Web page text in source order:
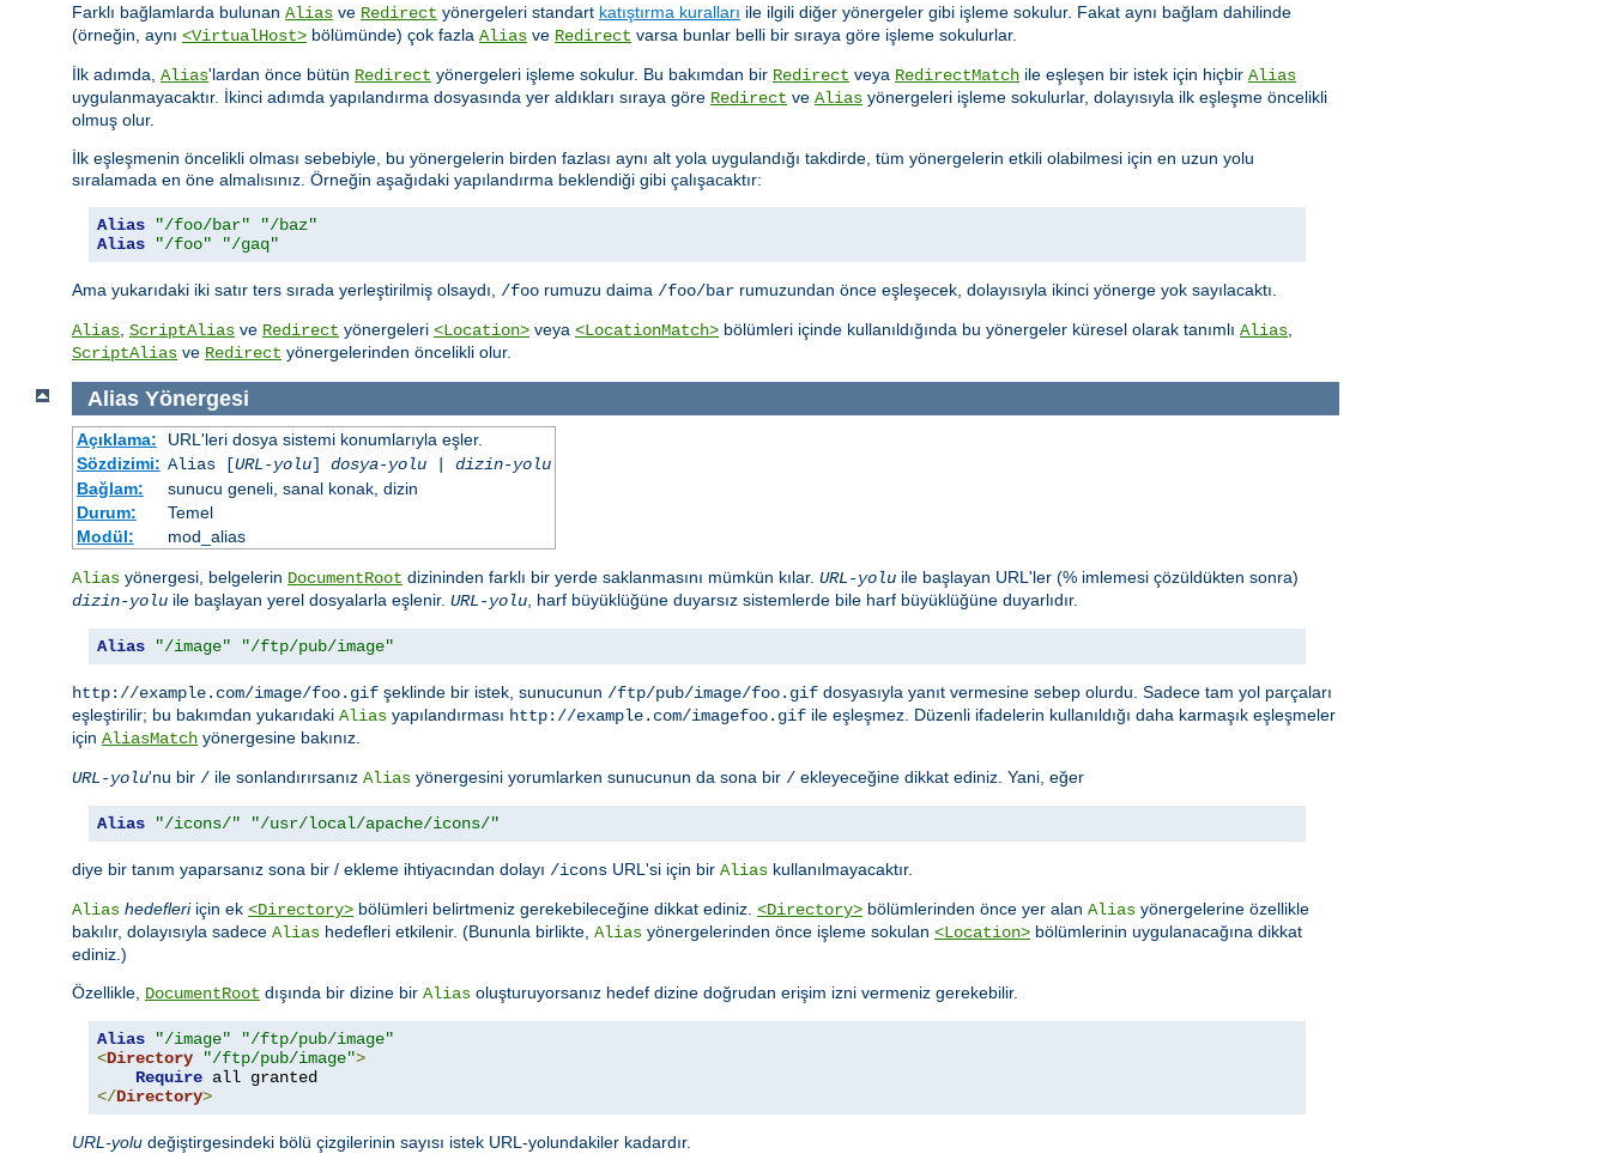
Farklı bağlamlarda bulunan Alias ve Redirect yönergeleri standart katıştırma kuralları ile ilgili diğer yönergeler gibi işleme sokulur. Fakat aynı bağlam dahilinde
(örneğin, aynı <VirtualHost> bölümünde) çok fazla Alias ve Redirect varsa bunlar belli bir sıraya göre işleme sokulurlar.
İlk adımda, Alias'lardan önce bütün Redirect yönergeleri işleme sokulur. Bu bakımdan bir Redirect veya RedirectMatch ile eşleşen bir istek için hiçbir Alias
uygulanmayacaktır. İkinci adımda yapılandırma dosyasında yer aldıkları sıraya göre Redirect ve Alias yönergeleri işleme sokulurlar, dolayısıyla ilk eşleşme öncelikli
olmuş olur.
İlk eşleşmenin öncelikli olması sebebiyle, bu yönergelerin birden fazlası aynı alt yola uygulandığı takdirde, tüm yönergelerin etkili olabilmesi için en uzun yolu
sıralamada en öne almalısınız. Örneğin aşağıdaki yapılandırma beklendiği gibi çalışacaktır:
Alias "/foo/bar"
"/baz"
Alias
"/foo" "/gaq"
Ama yukarıdaki iki satır ters sırada yerleştirilmiş olsaydı, /foo rumuzu daima /foo/bar rumuzundan önce eşleşecek, dolayısıyla ikinci yönerge yok sayılacaktı.
Alias ScriptAlias ve Redirect yönergeleri <Location> veya <LocationMatch> bölümleri içinde kullanıldığında bu yönergeler küresel olarak tanımlı Alias
ScriptAlias ve Redirect yönergelerinden öncelikli olur.
AliasYönergesi
Açıklama:
URL'leri dosya sistemi konumlarıyla eşler.
Sözdizimi: Alias [URL-yolu] dosya-yolu| dizin-yolu
Bağlam:
sunucu geneli, sanal konak, dizin
Durum:
Temel
Modül:
mod_alias
Alias yönergesi, belgelerin DocumentRoot dizininden farklı bir yerde saklanmasını mümkün kılar. URL-yolu ile başlayan URL'ler (% imlemesi çözüldükten sonra)
dizin-yolu ile başlayan yerel dosyalarla eşlenir. URL-yolu, harf büyüklüğüne duyarsız sistemlerde bile harf büyüklüğüne duyarlıdır.
Alias "/image" "/ftp/pub/image"
http://example.com/image/foo.gif şeklinde bir istek, sunucunun /ftp/pub/image/foo.gif dosyasıyla yanıt vermesine sebep olurdu. Sadece tam yol parçaları
eşleştirilir; bu bakımdan yukarıdaki Alias yapılandırması http://example.com/imagefoo.gif ile eşleşmez. Düzenli ifadelerin kullanıldığı daha karmaşık eşleşmeler
için AliasMatch yönergesine bakınız.
URL-yolu'nu bir / ile sonlandırırsanız Alias yönergesini yorumlarken sunucunun da sona bir / ekleyeceğine dikkat ediniz. Yani, eğer
Alias "/icons/" "/usr/local/apache/icons/"
diye bir tanım yaparsanız sona bir / ekleme ihtiyacından dolayı /icons URL'si için bir Alias kullanılmayacaktır.
Alias hedefleriiçin ek <Directory> bölümleri belirtmeniz gerekebileceğine dikkat ediniz. <Directory> bölümlerinden önce yer alan Alias yönergelerine özellikle
bakılır, dolayısıyla sadece Alias hedefleri etkilenir. (Bununla birlikte, Alias yönergelerinden önce işleme sokulan <Location> bölümlerinin uygulanacağına dikkat
ediniz.)
Özellikle, DocumentRoot dışında bir dizine bir Alias oluşturuyorsanız hedef dizine doğrudan erişim izni vermeniz gerekebilir.
Alias "/image"
"/ftp/pub/image"
<Directory "/ftp/pub/image">
Require
</Directory>
URL-yolu değiştirgesindeki bölü çizgilerinin sayısı istek URL-yolundakiler kadardır.